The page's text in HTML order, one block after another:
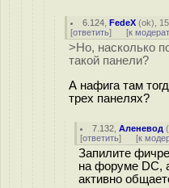
6.124 ,FedeX (ok),
[ответить] [к
>Но, насколько
такой панели?
А нафига там
трех панелях?
7.132 ,Аленевод (
[ответить] [к
Запилите
на форуме DC,
активно